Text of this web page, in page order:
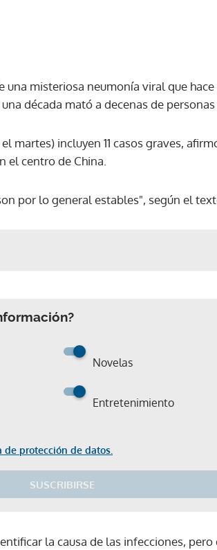
una misteriosa neumonía viral que
década mató a decenas de
martes) incluyen 11 casos graves,
el centro de China.
por lo general estables", según el
Novelas
Entretenimiento
de protección de datos.
SUSCRIBIRSE
la causa de las infecciones,